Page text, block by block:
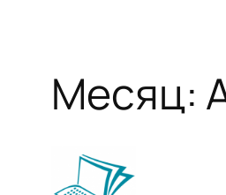
Месяц: